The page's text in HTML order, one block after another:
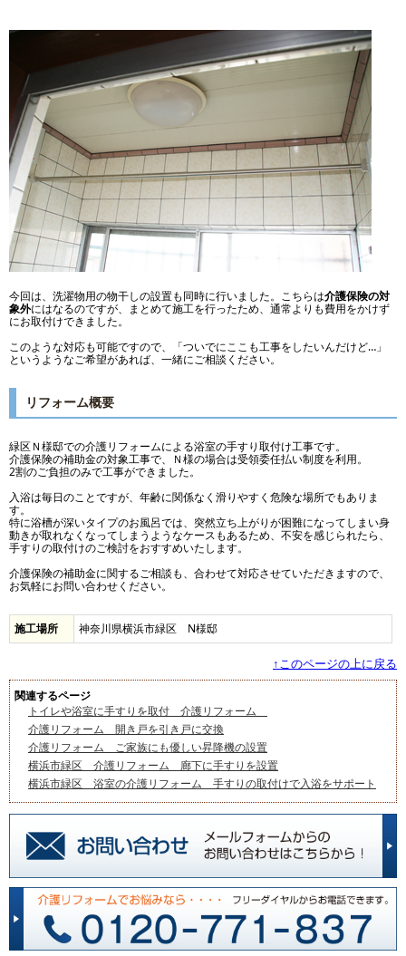
今回は、洗濯物用の物干しの設置も同時に行いました。こちらは介護保険の対
象外にはなるのですが、まとめて施工を行ったため、通常よりも費用をかけず
にお取付けできました。
このような対応も可能ですので、「ついでにここも工事をしたいんだけど…」
というようなご希望があれば、一緒にご相談ください。
リフォーム概要
緑区Ｎ様邸での介護リフォームによる浴室の手すり取付け工事です。
介護保険の補助金の対象工事で、Ｎ様の場合は受領委任払い制度を利用。
2割のご負担のみで工事ができました。
入浴は毎日のことですが、年齢に関係なく滑りやすく危険な場所でもありま
す。
特に浴槽が深いタイプのお風呂では、突然立ち上がりが困難になってしまい身
動きが取れなくなってしまうようなケースもあるため、不安を感じられたら、
手すりの取付けのご検討をおすすめいたします。
介護保険の補助金に関するご相談も、合わせて対応させていただきますので、
お気軽にお問い合わせください。
施工場所 神奈川県横浜市緑区 N様邸
↑このページの上に戻る
関連するページ
トイレや浴室に手すりを取付 介護リフォーム
介護リフォーム 開き戸を引き戸に交換
介護リフォーム ご家族にも優しい昇降機の設置
横浜市緑区 介護リフォーム 廊下に手すりを設置
横浜市緑区 浴室の介護リフォーム 手すりの取付けで入浴をサポート